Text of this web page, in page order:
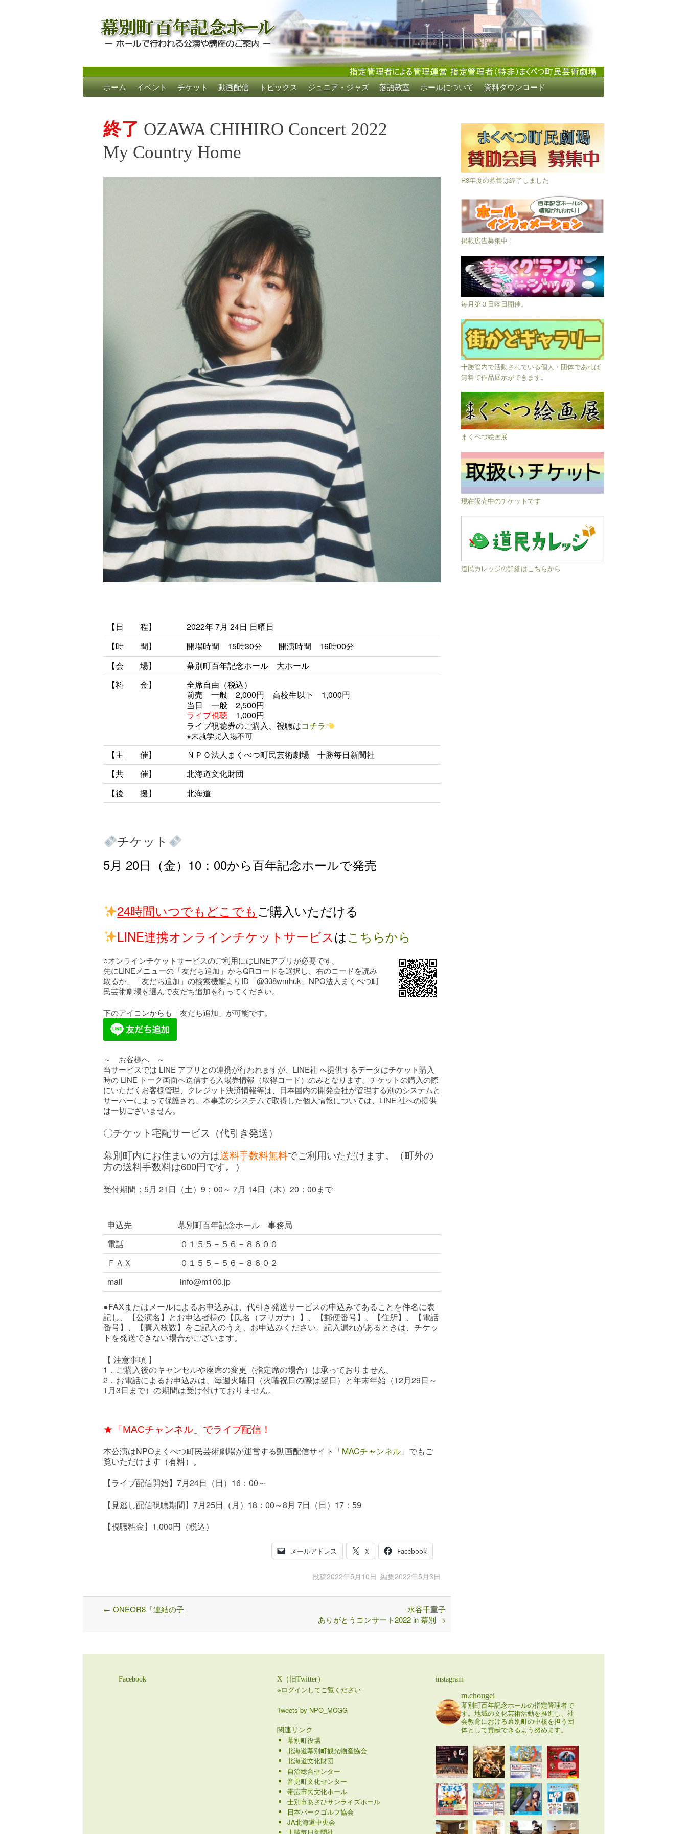
幕別町百年記念ホール
ホールで行われる公演や講座のご案内
Skip
to
ホーム イベント チケット 動画配信 トピックス ジュニア・ジャズ 落語教室 ホールについて 資料ダウンロード
終了 OZAWA CHIHIRO Concert 2022
My Country Home
【日 程】
2022年 7月 24日 日曜日
【時 間】
開場時間 15時30分 開演時間 16時00分
【会 場】
幕別町百年記念ホール 大ホール
【料 金】
全席自由（税込）
前売 一般 2,000円 高校生以下 1,000円
当日 一般 2,500円
ライブ視聴 1,000円
ライブ視聴券のご購入、視聴はコチラ
※未就学児入場不可
【主 催】
ＮＰＯ法人まくべつ町民芸術劇場 十勝毎日新聞社
【共 催】
北海道文化財団
【後 援】
北海道
チケット
5月 20日（金）10：00から百年記念ホールで発売
24時間いつでもどこでもご購入いただける
LINE連携オンラインチケットサービスはこちらから
○オンラインチケットサービスのご利用にはLINEアプリが必要です。
先にLINEメニューの「友だち追加」からQRコードを選択し、右のコードを読み
取るか、「友だち追加」の検索機能よりID「@308wmhuk」NPO法人まくべつ町
民芸術劇場を選んで友だち追加を行ってください。
下のアイコンからも「友だち追加」が可能です。
～ お客様へ ～
当サービスでは LINE アプリとの連携が行われますが、LINE社 へ提供するデータはチケット購入
時の LINE トーク画面へ送信する入場券情報（取得コード）のみとなります。チケットの購入の際
にいただくお客様管理、クレジット決済情報等は、日本国内の開発会社が管理する別のシステムと
サーバーによって保護され、本事業のシステムで取得した個人情報については、LINE 社への提供
は一切ございません。
〇チケット宅配サービス（代引き発送）
幕別町内にお住まいの方は送料手数料無料でご利用いただけます。（町外の
方の送料手数料は600円です。）
受付期間：5月 21日（土）9：00～ 7月 14日（木）20：00まで
申込先
幕別町百年記念ホール 事務局
電話
０１５５－５６－８６００
ＦＡＸ
０１５５－５６－８６０２
mail
info@m100.jp
●FAXまたはメールによるお申込みは、代引き発送サービスの申込みであることを件名に表
記し、【公演名】とお申込者様の【氏名（フリガナ）】、【郵便番号】、【住所】、【電話
番号】、【購入枚数】をご記入のうえ、お申込みください。記入漏れがあるときは、チケッ
トを発送できない場合がございます。
【 注意事項 】
1．ご購入後のキャンセルや座席の変更（指定席の場合）は承っておりません。
2．お電話によるお申込みは、毎週火曜日（火曜祝日の際は翌日）と年末年始（12月29日～
1月3日まで）の期間は受け付けておりません。
★「MACチャンネル」でライブ配信！
本公演はNPOまくべつ町民芸術劇場が運営する動画配信サイト「MACチャンネル 」でもご
覧いただけます（有料）。
【ライブ配信開始】7月24日（日）16：00～
【見逃し配信視聴期間】7月25日（月）18：00～8月 7日（日）17：59
【視聴料金】1,000円（税込）
メールアドレス X Facebook
投稿2022年5月10日 編集2022年5月3日
Post
← ONEOR8「連結の子」
水谷千重子
ありがとうコンサート2022 in 幕別 →
R8年度の募集は終了しました
掲載広告募集中！
毎月第３日曜日開催。
十勝管内で活動されている個人・団体であれば
無料で作品展示ができます。
まくべつ絵画展
現在販売中のチケットです
道民カレッジの詳細はこちらから
Facebook X（旧Twitter）
※ログインしてご覧ください
Tweets by NPO_MCGG
関連リンク
幕別町役場
北海道幕別町観光物産協会
北海道文化財団
自治総合センター
音更町文化センター
帯広市民文化ホール
士別市あさひサンライズホール
日本パークゴルフ協会
JA北海道中央会
instagram
m.chougei
幕別町百年記念ホールの指定管理者で
す。地域の文化芸術活動を推進し、社
会教育における幕別町の中核を担う団
体として貢献できるよう努めます。